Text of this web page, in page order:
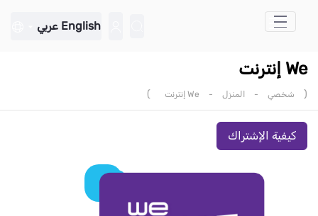
تخطي إلى المحتوى الرئيسي
English عربي
We إنترنت
( شخصي - المنزل - We إنترنت )
كيفية الإشتراك